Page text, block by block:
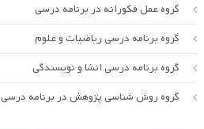
گروه عمل فکورانه در برنامه درسی
گروه برنامه درسی ریاضیات و علوم
گروه برنامه درسی انشا و نویسندگی
گروه روش شناسی پژوهش در برنامه درسی